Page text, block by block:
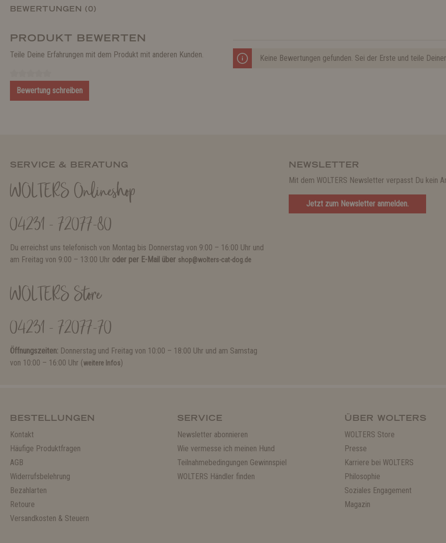
BEWERTUNGEN (0)
PRODUKT BEWERTEN
Teile Deine Erfahrungen mit dem Produkt mit anderen Kunden.
Bewertung schreiben
Keine Bewertungen gefunden. Sei der Erste und teile
SERVICE & BERATUNG
WOLTERS Onlineshop
04231 - 72077-80
Du erreichst uns telefonisch von Montag bis Donnerstag von 9:00 – 16:00 Uhr und
am Freitag von 9:00 – 13:00 Uhr oder per E-Mail über shop@wolters-cat-dog.de
WOLTERS Store
04231 - 72077-70
Öffnungszeiten: Donnerstag und Freitag von 10:00 – 18:00 Uhr und am Samstag
von 10:00 – 16:00 Uhr (weitere Infos)
NEWSLETTER
Mit dem WOLTERS Newsletter verpasst Du kein
Jetzt zum Newsletter anmelden.
BESTELLUNGEN
Kontakt
Häufige Produktfragen
AGB
Widerrufsbelehrung
Bezahlarten
Retoure
Versandkosten & Steuern
SERVICE
Newsletter abonnieren
Wie vermesse ich meinen Hund
Teilnahmebedingungen Gewinnspiel
WOLTERS Händler finden
ÜBER WOLTERS
WOLTERS Store
Presse
Karriere bei WOLTERS
Philosophie
Soziales Engagement
Magazin